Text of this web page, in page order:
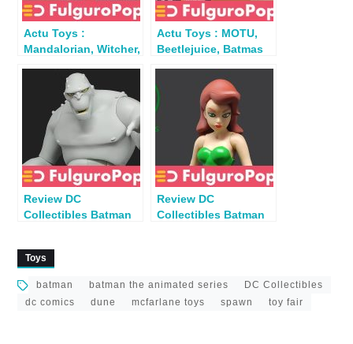
Actu Toys :
Mandalorian, Witcher,
Actu Toys : MOTU,
Beetlejuice, Batmas
Review DC
Collectibles Batman
Review DC
Collectibles Batman
Toys
batman batman the animated series
DC Collectibles
dc comics
dune mcfarlane toys spawn toy fair